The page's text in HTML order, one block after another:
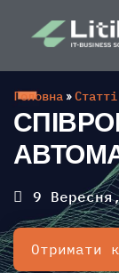
Головна »Статті
9
Отримати